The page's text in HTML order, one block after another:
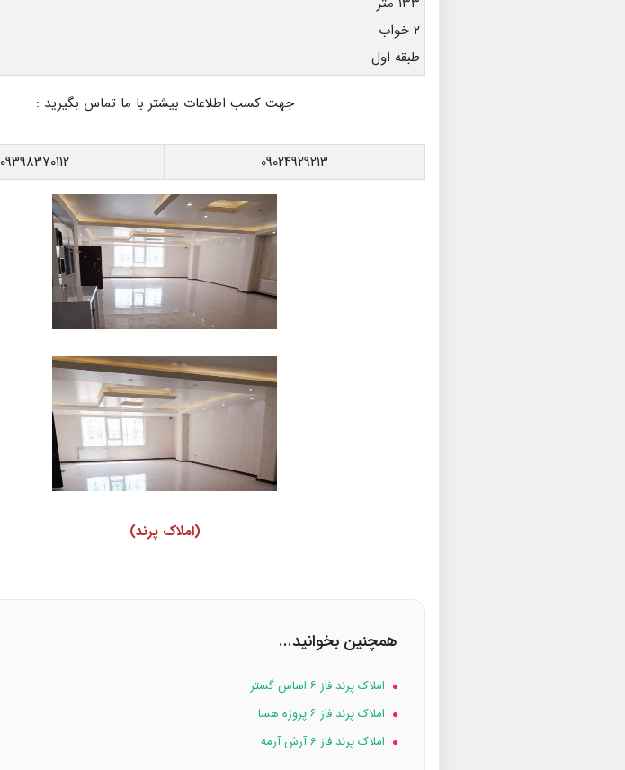
۲ خواب
طبقه اول
جهت کسب اطلاعات بیشتر با ما تماس بگیرید :
09024929213
09398370112
(املاک پرند)
همچنین بخوانید...
املاک پرند فاز ۶ اساس گستر
املاک پرند فاز ۶ پروژه هسا
املاک پرند فاز 6 آرش آرمه